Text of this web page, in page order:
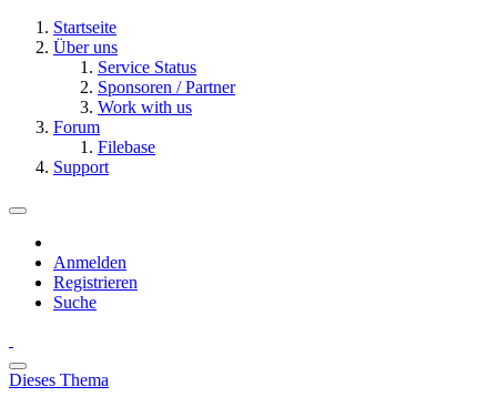
Startseite
Über uns
Service Status
Sponsoren / Partner
Work with us
Forum
Filebase
Support
Anmelden
Registrieren
Suche
Dieses Thema